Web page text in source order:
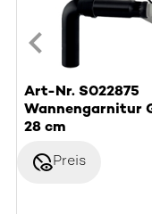
Art-Nr. S022875
Wannengarnitur
28 cm
disabled_visiblePreis